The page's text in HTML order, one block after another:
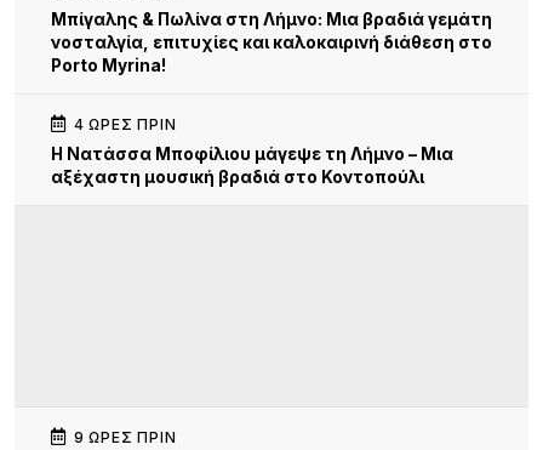
Μπίγαλης & Πωλίνα στη Λήμνο: Μια βραδιά γεμάτη
νοσταλγία, επιτυχίες και καλοκαιρινή διάθεση στο
Porto Myrina!
4 ΏΡΕΣ ΠΡΙΝ
Η Νατάσσα Μποφίλιου μάγεψε τη Λήμνο – Μια
αξέχαστη μουσική βραδιά στο Κοντοπούλι
9 ΏΡΕΣ ΠΡΙΝ